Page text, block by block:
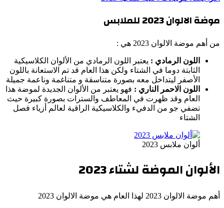
موضة الالوان 2023 للملابس
من أهم موضة الالوان 2023 هي :
اللون الرمادي : يعتبر اللون الرمادي من الألوان الكلاسيكية
الثابتة دوما في الشتاء ولكن هذا العام قد تم الاستعانة باللون
الأصفر ليتداخل معه بصورة متناسقة و متناغمة وناعمة جميلة
اللون الاحمر الناري : فهو يعتبر من الألوان الجديدة لموضة هذا
العام وقد ظهرت في المعاطف والسترات بصورة كبيرة حيث
تضفي جو من الدفيء والكلاسيكية الراقية لعالم أزياء فصل
الشتاء
ألوان ملابس 2023
الألوان الموضة لشتاء2023
أهم موضة الالوان 2023 لهذا العام هي موضة الالوان 2023